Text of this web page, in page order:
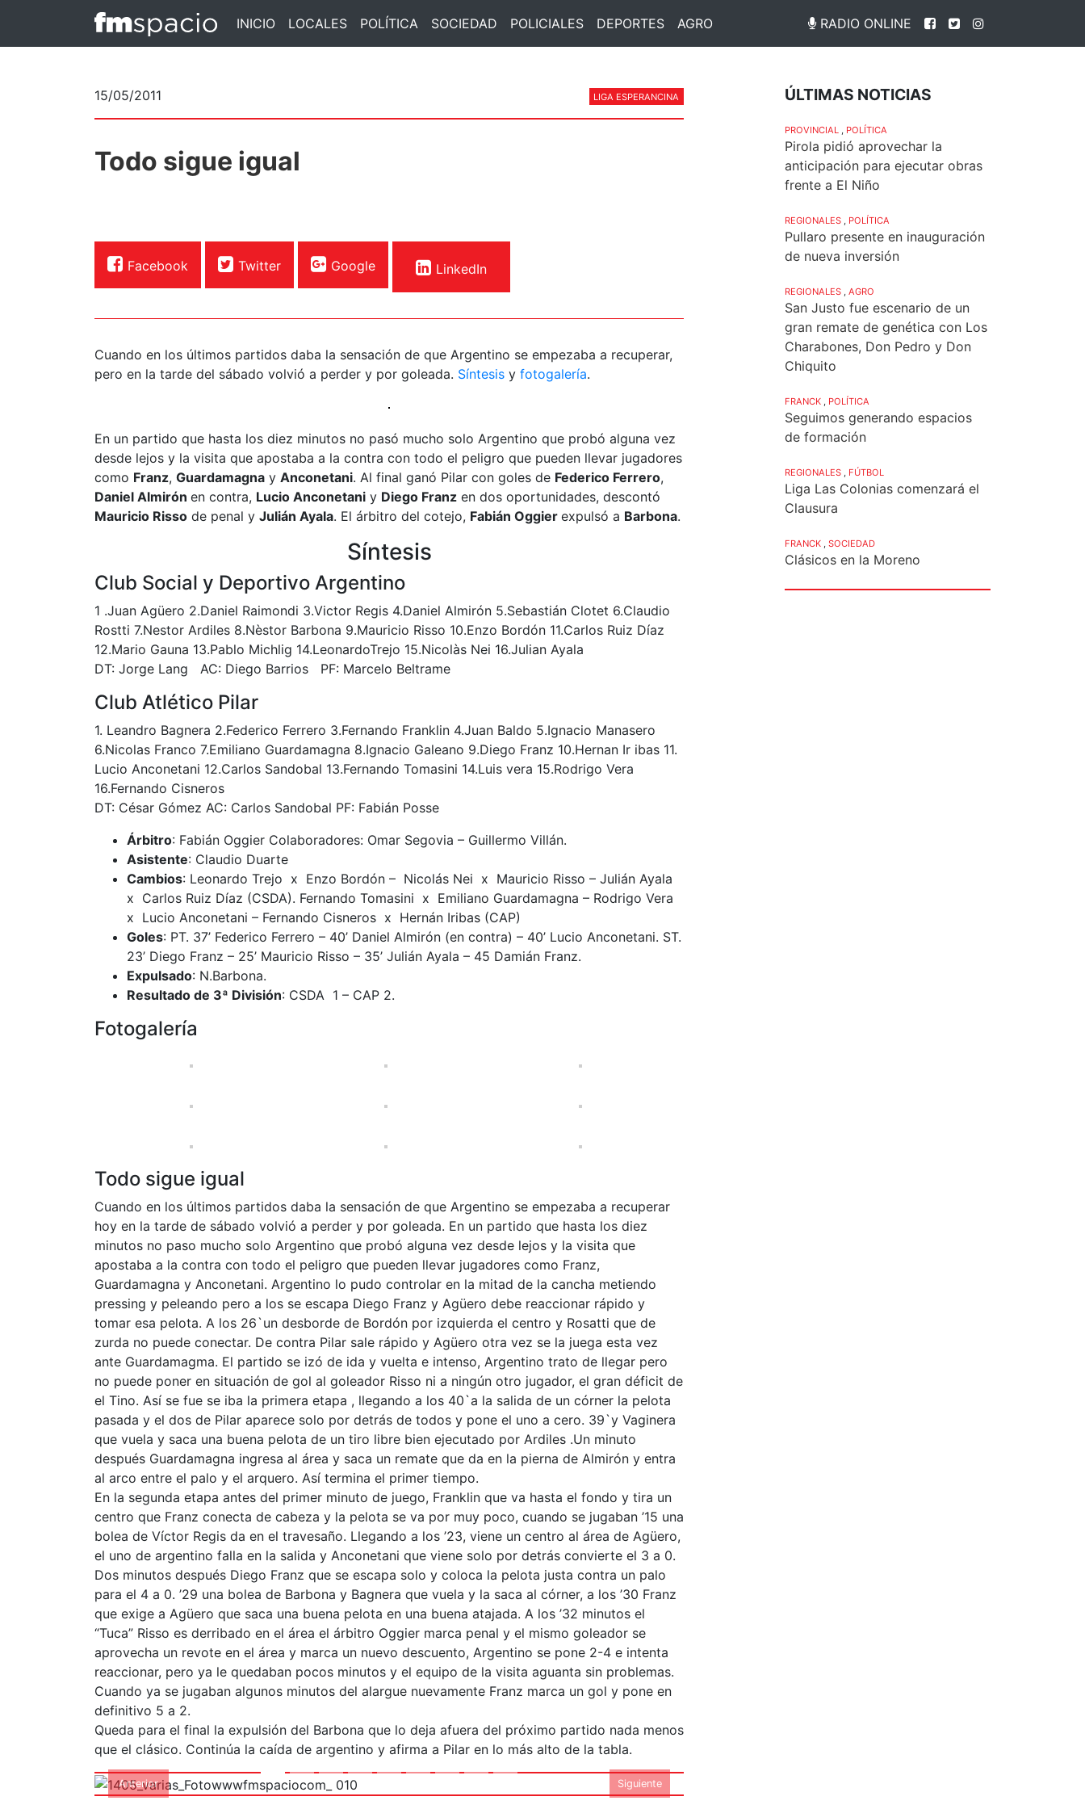
INICIO LOCALES POLÍTICA SOCIEDAD POLICIALES DEPORTES AGRO RADIO ONLINE
15/05/2011 LIGA ESPERANCINA
Todo sigue igual
Facebook Twitter Google LinkedIn
Cuando en los últimos partidos daba la sensación de que Argentino se empezaba a recuperar,
pero en la tarde del sábado volvió a perder y por goleada. Síntesis y fotogalería.
En un partido que hasta los diez minutos no pasó mucho solo Argentino que probó alguna vez
desde lejos y la visita que apostaba a la contra con todo el peligro que pueden llevar jugadores
como Franz, Guardamagna y Anconetani. Al final ganó Pilar con goles de Federico Ferrero,
Daniel Almirón en contra, Lucio Anconetani y Diego Franz en dos oportunidades, descontó
Mauricio Risso de penal y Julián Ayala. El árbitro del cotejo, Fabián Oggier expulsó a Barbona.
Síntesis
Club Social y Deportivo Argentino
1 .Juan Agüero 2.Daniel Raimondi 3.Victor Regis 4.Daniel Almirón 5.Sebastián Clotet 6.Claudio
Rostti 7.Nestor Ardiles 8.Nèstor Barbona 9.Mauricio Risso 10.Enzo Bordón 11.Carlos Ruiz Díaz
12.Mario Gauna 13.Pablo Michlig 14.LeonardoTrejo 15.Nicolàs Nei 16.Julian Ayala
DT: Jorge Lang AC: Diego Barrios PF: Marcelo Beltrame
Club Atlético Pilar
1. Leandro Bagnera 2.Federico Ferrero 3.Fernando Franklin 4.Juan Baldo 5.Ignacio Manasero
6.Nicolas Franco 7.Emiliano Guardamagna 8.Ignacio Galeano 9.Diego Franz 10.Hernan Ir ibas 11.
Lucio Anconetani 12.Carlos Sandobal 13.Fernando Tomasini 14.Luis vera 15.Rodrigo Vera
16.Fernando Cisneros
DT: César Gómez AC: Carlos Sandobal PF: Fabián Posse
Árbitro: Fabián Oggier Colaboradores: Omar Segovia – Guillermo Villán.
Asistente: Claudio Duarte
Cambios: Leonardo Trejo x Enzo Bordón – Nicolás Nei x Mauricio Risso – Julián Ayala
x Carlos Ruiz Díaz (CSDA). Fernando Tomasini x Emiliano Guardamagna – Rodrigo Vera
x Lucio Anconetani – Fernando Cisneros x Hernán Iribas (CAP)
Goles: PT. 37’ Federico Ferrero – 40’ Daniel Almirón (en contra) – 40’ Lucio Anconetani. ST.
23’ Diego Franz – 25’ Mauricio Risso – 35’ Julián Ayala – 45 Damián Franz.
Expulsado: N.Barbona.
Resultado de 3ª División: CSDA 1 – CAP 2.
Fotogalería
Todo sigue igual
Cuando en los últimos partidos daba la sensación de que Argentino se empezaba a recuperar
hoy en la tarde de sábado volvió a perder y por goleada. En un partido que hasta los diez
minutos no paso mucho solo Argentino que probó alguna vez desde lejos y la visita que
apostaba a la contra con todo el peligro que pueden llevar jugadores como Franz,
Guardamagna y Anconetani. Argentino lo pudo controlar en la mitad de la cancha metiendo
pressing y peleando pero a los se escapa Diego Franz y Agüero debe reaccionar rápido y
tomar esa pelota. A los 26`un desborde de Bordón por izquierda el centro y Rosatti que de
zurda no puede conectar. De contra Pilar sale rápido y Agüero otra vez se la juega esta vez
ante Guardamagma. El partido se izó de ida y vuelta e intenso, Argentino trato de llegar pero
no puede poner en situación de gol al goleador Risso ni a ningún otro jugador, el gran déficit de
el Tino. Así se fue se iba la primera etapa , llegando a los 40`a la salida de un córner la pelota
pasada y el dos de Pilar aparece solo por detrás de todos y pone el uno a cero. 39`y Vaginera
que vuela y saca una buena pelota de un tiro libre bien ejecutado por Ardiles .Un minuto
después Guardamagna ingresa al área y saca un remate que da en la pierna de Almirón y entra
al arco entre el palo y el arquero. Así termina el primer tiempo.
En la segunda etapa antes del primer minuto de juego, Franklin que va hasta el fondo y tira un
centro que Franz conecta de cabeza y la pelota se va por muy poco, cuando se jugaban ’15 una
bolea de Víctor Regis da en el travesaño. Llegando a los ’23, viene un centro al área de Agüero,
el uno de argentino falla en la salida y Anconetani que viene solo por detrás convierte el 3 a 0.
Dos minutos después Diego Franz que se escapa solo y coloca la pelota justa contra un palo
para el 4 a 0. ’29 una bolea de Barbona y Bagnera que vuela y la saca al córner, a los ’30 Franz
que exige a Agüero que saca una buena pelota en una buena atajada. A los ’32 minutos el
“Tuca” Risso es derribado en el área el árbitro Oggier marca penal y el mismo goleador se
aprovecha un revote en el área y marca un nuevo descuento, Argentino se pone 2-4 e intenta
reaccionar, pero ya le quedaban pocos minutos y el equipo de la visita aguanta sin problemas.
Cuando ya se jugaban algunos minutos del alargue nuevamente Franz marca un gol y pone en
definitivo 5 a 2.
Queda para el final la expulsión del Barbona que lo deja afuera del próximo partido nada menos
que el clásico. Continúa la caída de argentino y afirma a Pilar en lo más alto de la tabla.
010
Anterior Siguiente
ÚLTIMAS NOTICIAS
PROVINCIAL POLÍTICA
Pirola pidió aprovechar la
anticipación para ejecutar obras
frente a El Niño
REGIONALES POLÍTICA
Pullaro presente en inauguración
de nueva inversión
REGIONALES AGRO
San Justo fue escenario de un
gran remate de genética con Los
Charabones, Don Pedro y Don
Chiquito
FRANCK POLÍTICA
Seguimos generando espacios
de formación
REGIONALES FÚTBOL
Liga Las Colonias comenzará el
Clausura
FRANCK SOCIEDAD
Clásicos en la Moreno